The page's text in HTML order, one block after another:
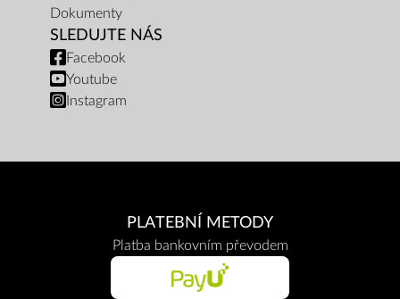
Dokumenty
SLEDUJTE NÁS
Facebook
Youtube
Instagram
PLATEBNÍ METODY
Platba bankovním převodem